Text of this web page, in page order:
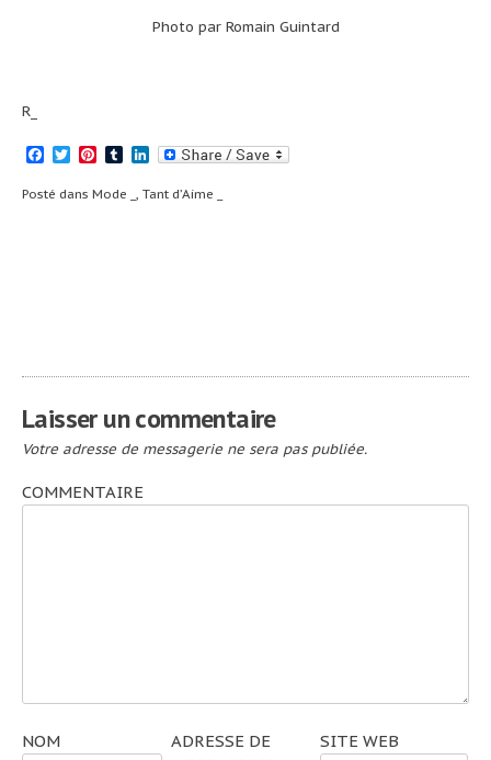
Photo par Romain Guintard
R_
Facebook
TwitterPinterest
TumblrLinkedIn
Posté dans Mode _ Tant d’Aime _
Laisser un commentaire
Votre adresse de messagerie ne sera pas publiée.
COMMENTAIRE
NOM
ADRESSE DE
SITE WEB